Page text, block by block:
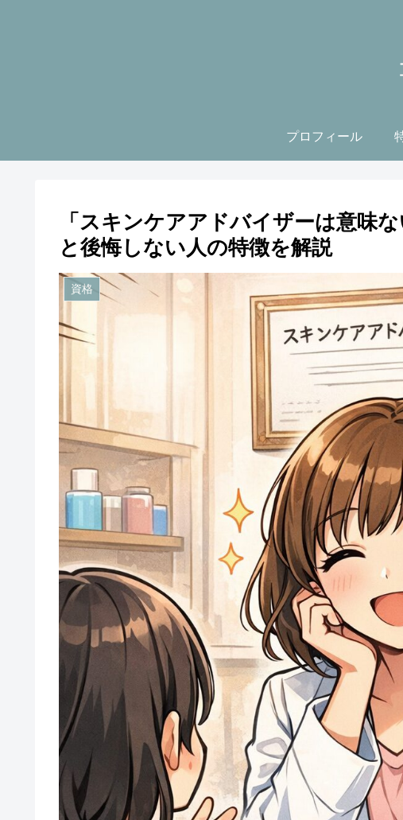
プロフィール
「スキンケアアドバイザーは意味
と後悔しない人の特徴を解説
資格